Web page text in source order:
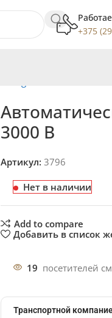
+375
3000 B
Артикул: 3796
Нет в наличии
Add to compare
Добавить в список
19 посетителей
Транспортной